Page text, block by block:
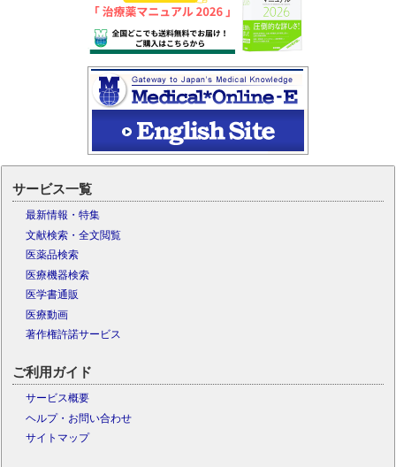
サービス一覧
最新情報・特集
文献検索・全文閲覧
医薬品検索
医療機器検索
医学書通販
医療動画
著作権許諾サービス
ご利用ガイド
サービス概要
ヘルプ・お問い合わせ
サイトマップ